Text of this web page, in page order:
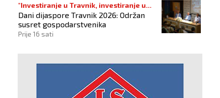
"Investiranje u Travnik, investiranje u
budućnost"
Dani dijaspore Travnik 2026: Održan
susret gospodarstvenika
Prije 16 sati